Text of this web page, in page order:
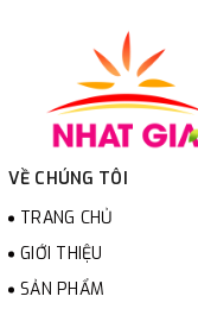
VỀ CHÚNG TÔI
TRANG CHỦ
GIỚI THIỆU
SẢN PHẨM